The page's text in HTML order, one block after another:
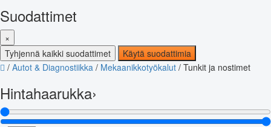
Suodattimet
×
Tyhjennä kaikki suodattimet
Käytä suodattimia
/ Autot & Diagnostiikka / Mekaanikkotyökalut / Tunkit ja nostimet
Hintahaarukka›